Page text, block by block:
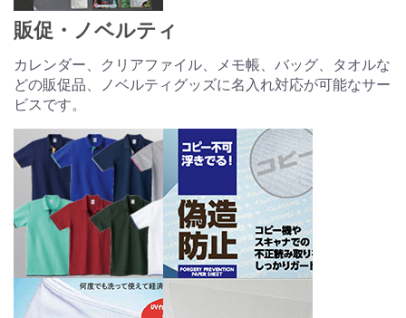
販促・ノベルティ
カレンダー、クリアファイル、メモ帳、バッグ、タオルな
どの販促品、ノベルティグッズに名入れ対応が可能なサー
ビスです。